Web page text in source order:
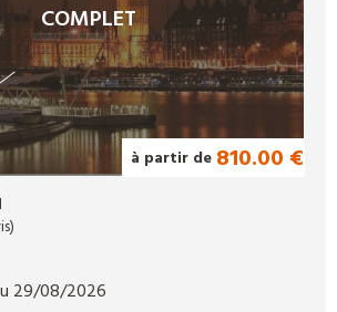
COMPLET
à partir de 810.00 €
29/08/2026